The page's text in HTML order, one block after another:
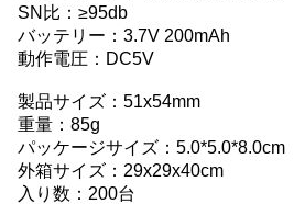
SN比：≥95db
バッテリー：3.7V 200mAh
動作電圧：DC5V
製品サイズ：51x54mm
重量：85g
パッケージサイズ：5.0*5.0*8.0cm
外箱サイズ：29x29x40cm
入り数：200台